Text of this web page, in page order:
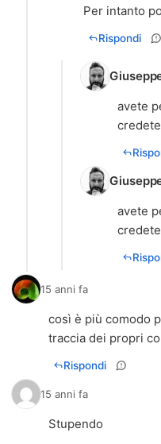
Per intanto
Rispondi
avete
avete
15 anni fa
così è più comodo
traccia dei propri
Rispondi
15 anni fa
Stupendo